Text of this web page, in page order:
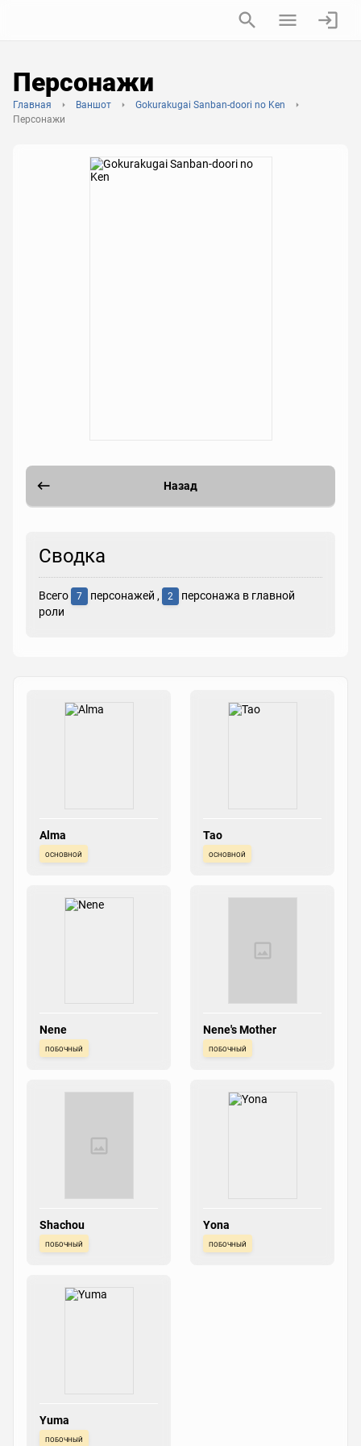
Персонажи
Главная Ваншот
Gokurakugai Sanban-doori no Ken
Персонажи
Назад
Сводка
Всего 7 персонажей , 2
персонажа в главной
роли
Alma
основной
Tao
основной
Nene
побочный
Nene's Mother
побочный
Shachou
побочный
Yona
побочный
Yuma
побочный